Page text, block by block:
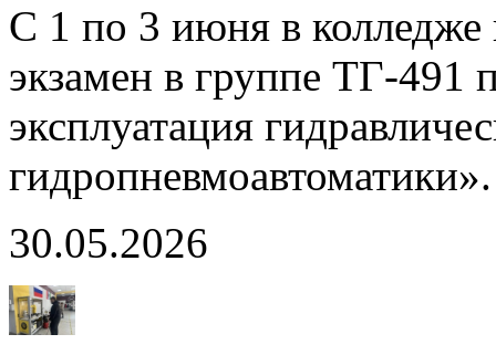
С 1 по 3 июня в
экзамен в группе ТГ-491
эксплуатация
30.05.2026